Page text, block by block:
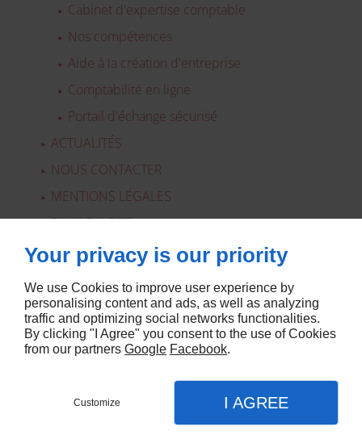
Cabinet d'expertise comptable
Nos compétences
Aide à la création d'entreprise
Comptabilité en ligne
Portail d'échange sécurisé
ACTUALITÉS
NOUS CONTACTER
MENTIONS LÉGALES
PLAN DU SITE
Your privacy is our priority
We use Cookies to improve user experience by
personalising content and ads, as well as analyzing
traffic and optimizing social networks functionalities.
By clicking "I Agree" you consent to the use of Cookies
from our partners Google Facebook.
Customize I AGREE